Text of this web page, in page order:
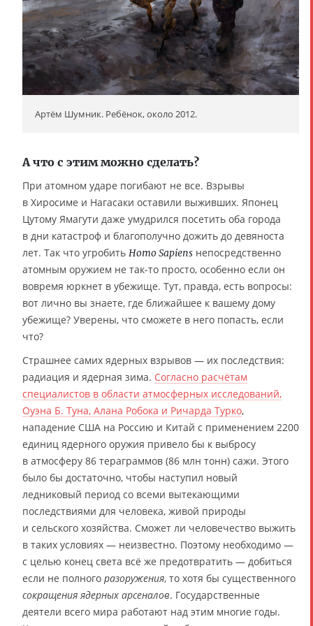
Артём Шумник. Ребёнок, около 2012.
А что с этим можно сделать?
При атомном ударе погибают не все. Взрывы
в Хиросиме и Нагасаки оставили выживших. Японец
Цутому Ямагути даже умудрился посетить оба города
в дни катастроф и благополучно дожить до девяноста
лет. Так что угробить Homo Sapiens непосредственно
атомным оружием не так-то просто, особенно если он
вовремя юркнет в убежище. Тут, правда, есть вопросы:
вот лично вы знаете, где ближайшее к вашему дому
убежище? Уверены, что сможете в него попасть, если
что?
Страшнее самих ядерных взрывов — их последствия:
радиация и ядерная зима. Согласно расчётам
специалистов в области атмосферных исследований,
Оуэна Б. Туна, Алана Робока и Ричарда Турко,
нападение США на Россию и Китай с применением 2200
единиц ядерного оружия привело бы к выбросу
в атмосферу 86 тераграммов (86 млн тонн) сажи. Этого
было бы достаточно, чтобы наступил новый
ледниковый период со всеми вытекающими
последствиями для человека, живой природы
и сельского хозяйства. Сможет ли человечество выжить
в таких условиях — неизвестно. Поэтому необходимо —
с целью конец света всё же предотвратить — добиться
если не полного разоружения, то хотя бы существенного
сокращения ядерных арсеналов. Государственные
деятели всего мира работают над этим многие годы.